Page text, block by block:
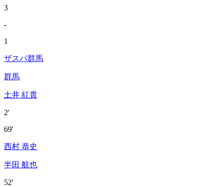
3
-
1
ザスパ群馬
群馬
土井 紅貴
2'
69'
西村 恭史
半田 航也
52'